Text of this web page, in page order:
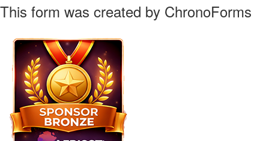
This form was created by ChronoForms